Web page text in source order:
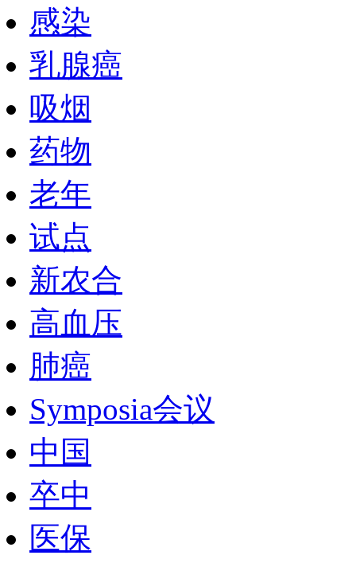
感染
乳腺癌
吸烟
药物
老年
试点
新农合
高血压
肺癌
Symposia会议
中国
卒中
医保